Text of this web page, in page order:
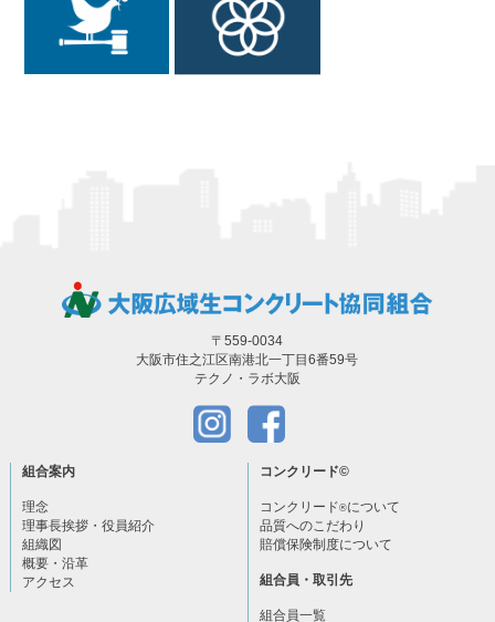
〒559-0034
大阪市住之江区南港北一丁目6番59号
テクノ・ラボ大阪
組合案内
理念
理事長挨拶・役員紹介
組織図
概要・沿革
アクセス
コンクリード©
コンクリード®について
品質へのこだわり
賠償保険制度について
組合員・取引先
組合員一覧